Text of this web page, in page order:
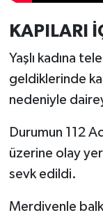
KAPILARI
Yaşlı kadına
geldiklerinde
nedeniyle
Durumun 112
üzerine olay
sevk edildi.
Merdivenle
Türkiye
Video
Yaşam
Yemek